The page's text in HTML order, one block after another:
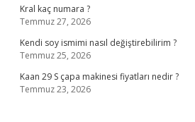
Kral kaç numara ?
Temmuz 27, 2026
Kendi soy ismimi nasıl değiştirebilirim ?
Temmuz 25, 2026
Kaan 29 S çapa makinesi fiyatları nedir ?
Temmuz 23, 2026